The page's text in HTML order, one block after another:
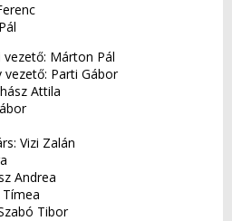
Márton Pál
Parti Gábor
Attila
Vizi Zalán
Andrea
Tibor